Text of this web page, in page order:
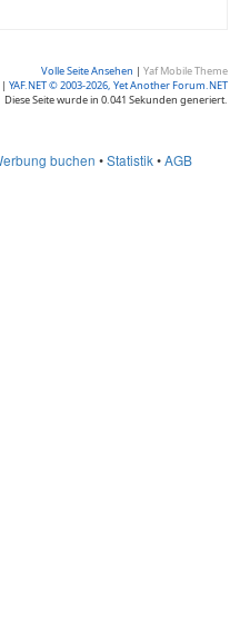
Volle Seite Ansehen | Yaf Mobile Theme
| YAF.NET © 2003-2026, Yet Another Forum.NET
Diese Seite wurde in 0.041 Sekunden generiert.
buchen •Statistik•AGB